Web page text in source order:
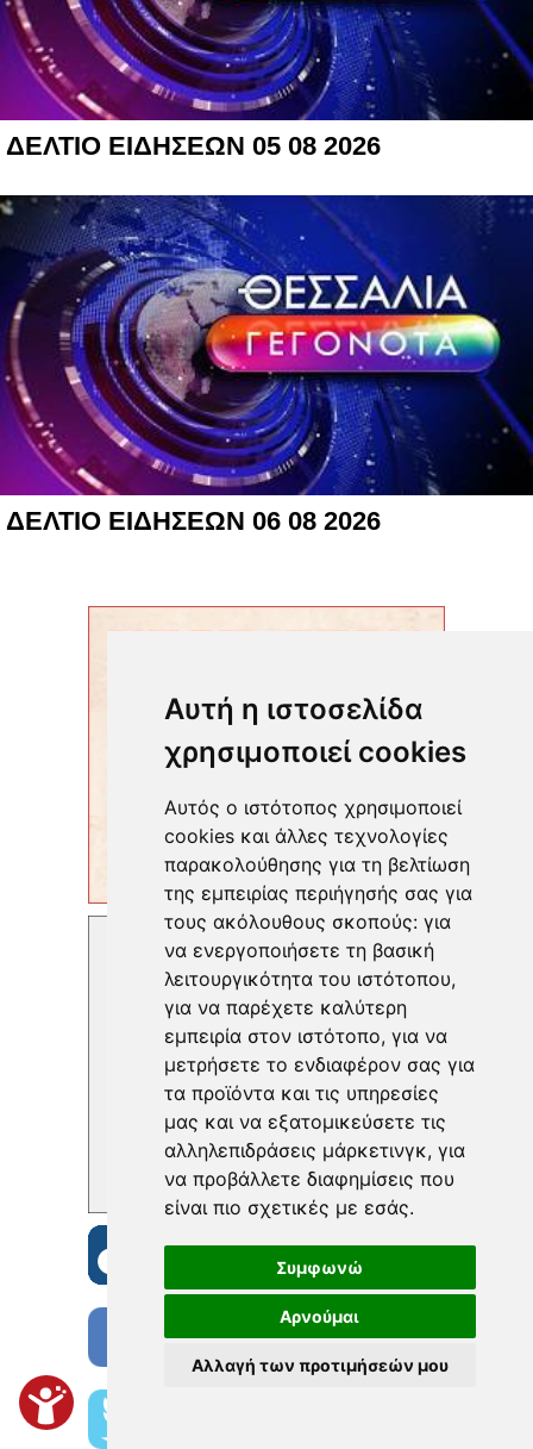
Αυτή η ιστοσελίδα
χρησιμοποιεί cookies
Αυτός ο ιστότοπος χρησιμοποιεί
cookies και άλλες τεχνολογίες
παρακολούθησης για τη βελτίωση
της εμπειρίας περιήγησής σας για
τους ακόλουθους σκοπούς: για
να ενεργοποιήσετε τη βασική
λειτουργικότητα του ιστότοπου,
για να παρέχετε καλύτερη
εμπειρία στον ιστότοπο, για να
μετρήσετε το ενδιαφέρον σας για
τα προϊόντα και τις υπηρεσίες
μας και να εξατομικεύσετε τις
αλληλεπιδράσεις μάρκετινγκ, για
να προβάλλετε διαφημίσεις που
είναι πιο σχετικές με εσάς.
Συμφωνώ
Αρνούμαι
Αλλαγή των προτιμήσεών μου
ΔΕΛΤΙΟ ΕΙΔΗΣΕΩΝ 05 08 2026
ΔΕΛΤΙΟ ΕΙΔΗΣΕΩΝ 06 08 2026